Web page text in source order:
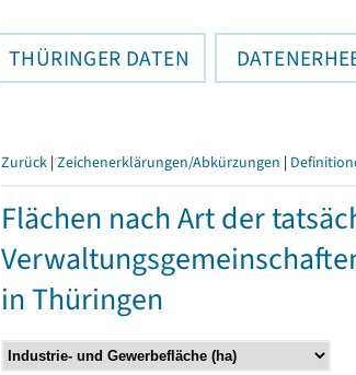
THÜRINGER DATEN
Zurück | Zeichenerklärungen/Abkürzungen |
Flächen nach Art der
in Thüringen